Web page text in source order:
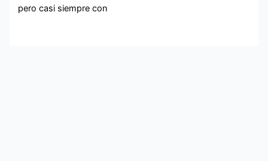
pero casi siempre con